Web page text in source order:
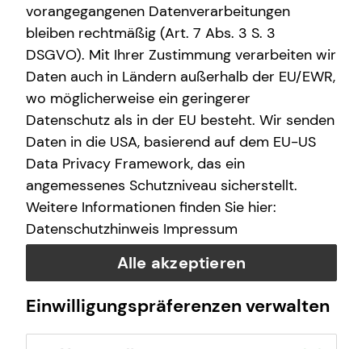
Einen digitalen Service, der dir täglich rund um die
Uhr zur Verfügung steht
Eine schnelle und unkomplizierte Hilfe.
Unsere zuverlässige Unterstützung – von der
Schadensaufnahme bis zum Schadensabschluss.
Und das alles nur noch über eine Nummer und eine
Adresse: Wir kümmern uns um alles Weitere. Damit wird
die Schadensabwicklung für dich so einfach wie noch nie.
Im Schadensfall rund um die Uhr für dich da:
vorangegangenen Datenverarbeitungen
bleiben rechtmäßig (Art. 7 Abs. 3 S. 3
DSGVO). Mit Ihrer Zustimmung verarbeiten wir
Daten auch in Ländern außerhalb der EU/EWR,
wo möglicherweise ein geringerer
Datenschutz als in der EU besteht. Wir senden
Daten in die USA, basierend auf dem EU-US
Data Privacy Framework, das ein
angemessenes Schutzniveau sicherstellt.
Weitere Informationen finden Sie hier:
Datenschutzhinweis Impressum
Alle akzeptieren
Einwilligungspräferenzen verwalten